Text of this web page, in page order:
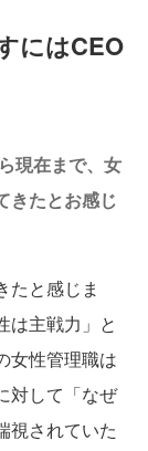
にはCEO
現在まで、女
きたとお感じ
たと感じま
は主戦力」と
女性管理職は
対して「なぜ
視されていた